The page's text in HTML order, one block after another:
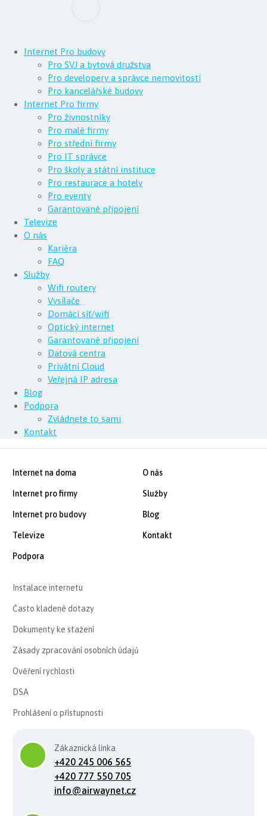
Internet Pro budovy
Pro SVJ a bytová družstva
Pro developery a správce nemovitostí
Pro kancelářské budovy
Internet Pro firmy
Pro živnostníky
Pro malé firmy
Pro střední firmy
Pro IT správce
Pro školy a státní instituce
Pro restaurace a hotely
Pro eventy
Garantované připojení
Televize
O nás
Kariéra
FAQ
Služby
Wifi routery
Vysílače
Domácí síť/wifi
Optický internet
Garantované připojení
Datová centra
Privátní Cloud
Veřejná IP adresa
Blog
Podpora
Zvládnete to sami
Kontakt
Internet na doma
Internet pro firmy
Internet pro budovy
Televize
Podpora
O nás
Služby
Blog
Kontakt
Instalace internetu
Často kladené dotazy
Dokumenty ke stažení
Zásady zpracování osobních údajů
Ověření rychlosti
DSA
Prohlášení o přístupnosti
Zákaznická linka
+420 245 006 565
+420 777 550 705
info@airwaynet.cz